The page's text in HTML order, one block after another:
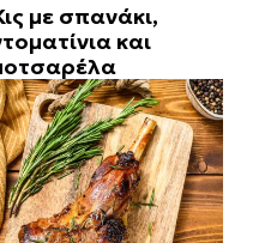
με σπανάκι,
και